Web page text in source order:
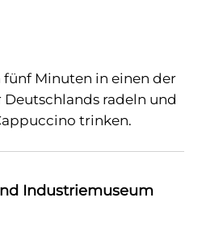
fünf Minuten in einen der
radeln und
trinken.
Industriemuseum